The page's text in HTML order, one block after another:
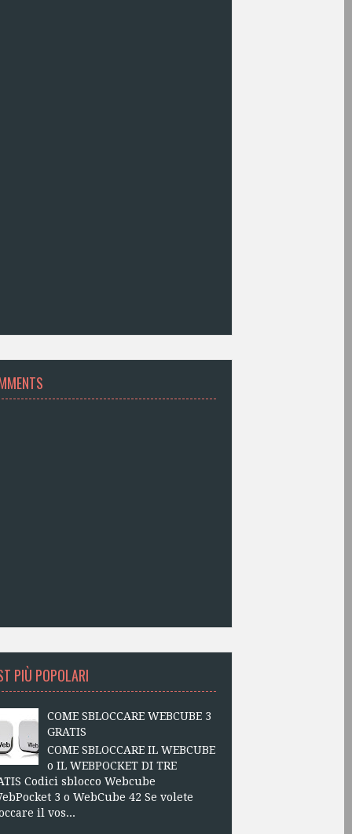
PIÙ POPOLARI
COME SBLOCCARE WEBCUBE 3
GRATIS
COME SBLOCCARE IL WEBCUBE
o IL WEBPOCKET DI TRE
Codici sblocco Webcube
3 o WebCube 42 Se volete
il vos...